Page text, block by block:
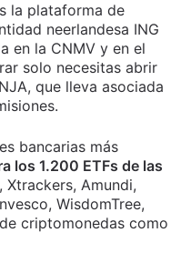
la plataforma de
neerlandesa ING
en la CNMV y en el
solo necesitas abrir
que lleva asociada
bancarias más
los 1.200 ETFs de las
Xtrackers, Amundi,
WisdomTree,
criptomonedas como